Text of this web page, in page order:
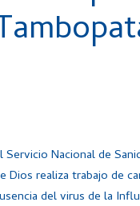
Servicio Nacional de
Dios realiza trabajo de
del virus de la